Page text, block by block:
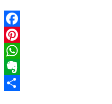
Facebook
Pinterest
WhatsApp
Evernote